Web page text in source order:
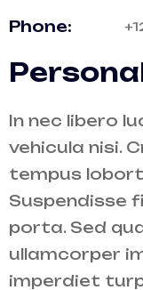
Phone:
In nec libero
vehicula nisi.
tempus
Suspendisse
porta. Sed
ullamcorper
imperdiet